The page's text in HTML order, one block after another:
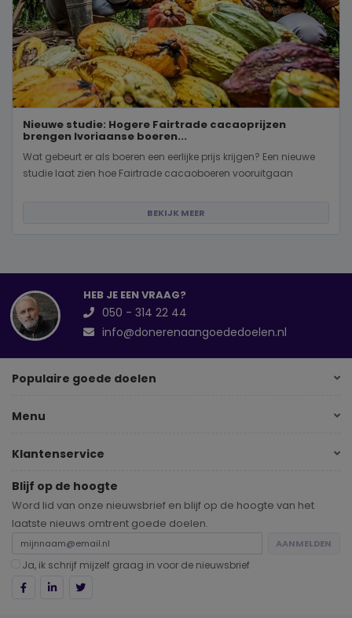
Nieuwe studie: Hogere Fairtrade cacaoprijzen
brengen Ivoriaanse boeren...
Wat gebeurt er als boeren een eerlijke prijs krijgen? Een nieuwe
studie laat zien hoe Fairtrade cacaoboeren vooruitgaan
BEKIJK MEER
HEB JE EEN VRAAG?
050 - 314 22 44
info@donerenaangoededoelen.nl
Populaire goede doelen
Menu
Klantenservice
Blijf op de hoogte
Word lid van onze nieuwsbrief en blijf op de hoogte van het
laatste nieuws omtrent goede doelen.
AANMELDEN
Ja, ik schrijf mijzelf graag in voor de nieuwsbrief